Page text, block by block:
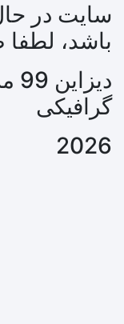
سایت در
باشد، لطفا
گرافیکی
2026